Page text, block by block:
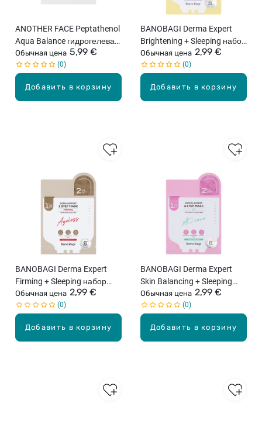
Добавить в корзину
ANOTHER FACE Peptathenol
Aqua Balance гидрогелевая
маска, 35г
Обычная цена 5,99 €
0
Добавить в корзину
BANOBAGI Derma Expert
Brightening + Sleeping набор
масок для лица
Обычная цена 2,99 €
0
Добавить в корзину
BANOBAGI Derma Expert
Firming + Sleeping набор
масок для лица
Обычная цена 2,99 €
0
Добавить в корзину
BANOBAGI Derma Expert
Skin Balancing + Sleeping
набор масок для лица
Обычная цена 2,99 €
0